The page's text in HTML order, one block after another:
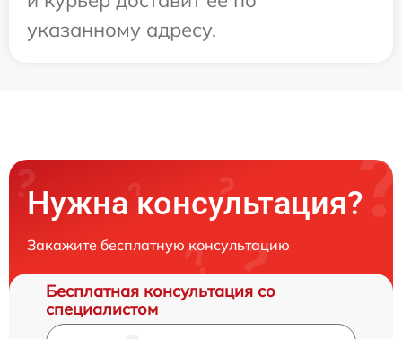
указанному адресу.
Нужна консультация?
Закажите бесплатную консультацию
Бесплатная консультация со
специалистом